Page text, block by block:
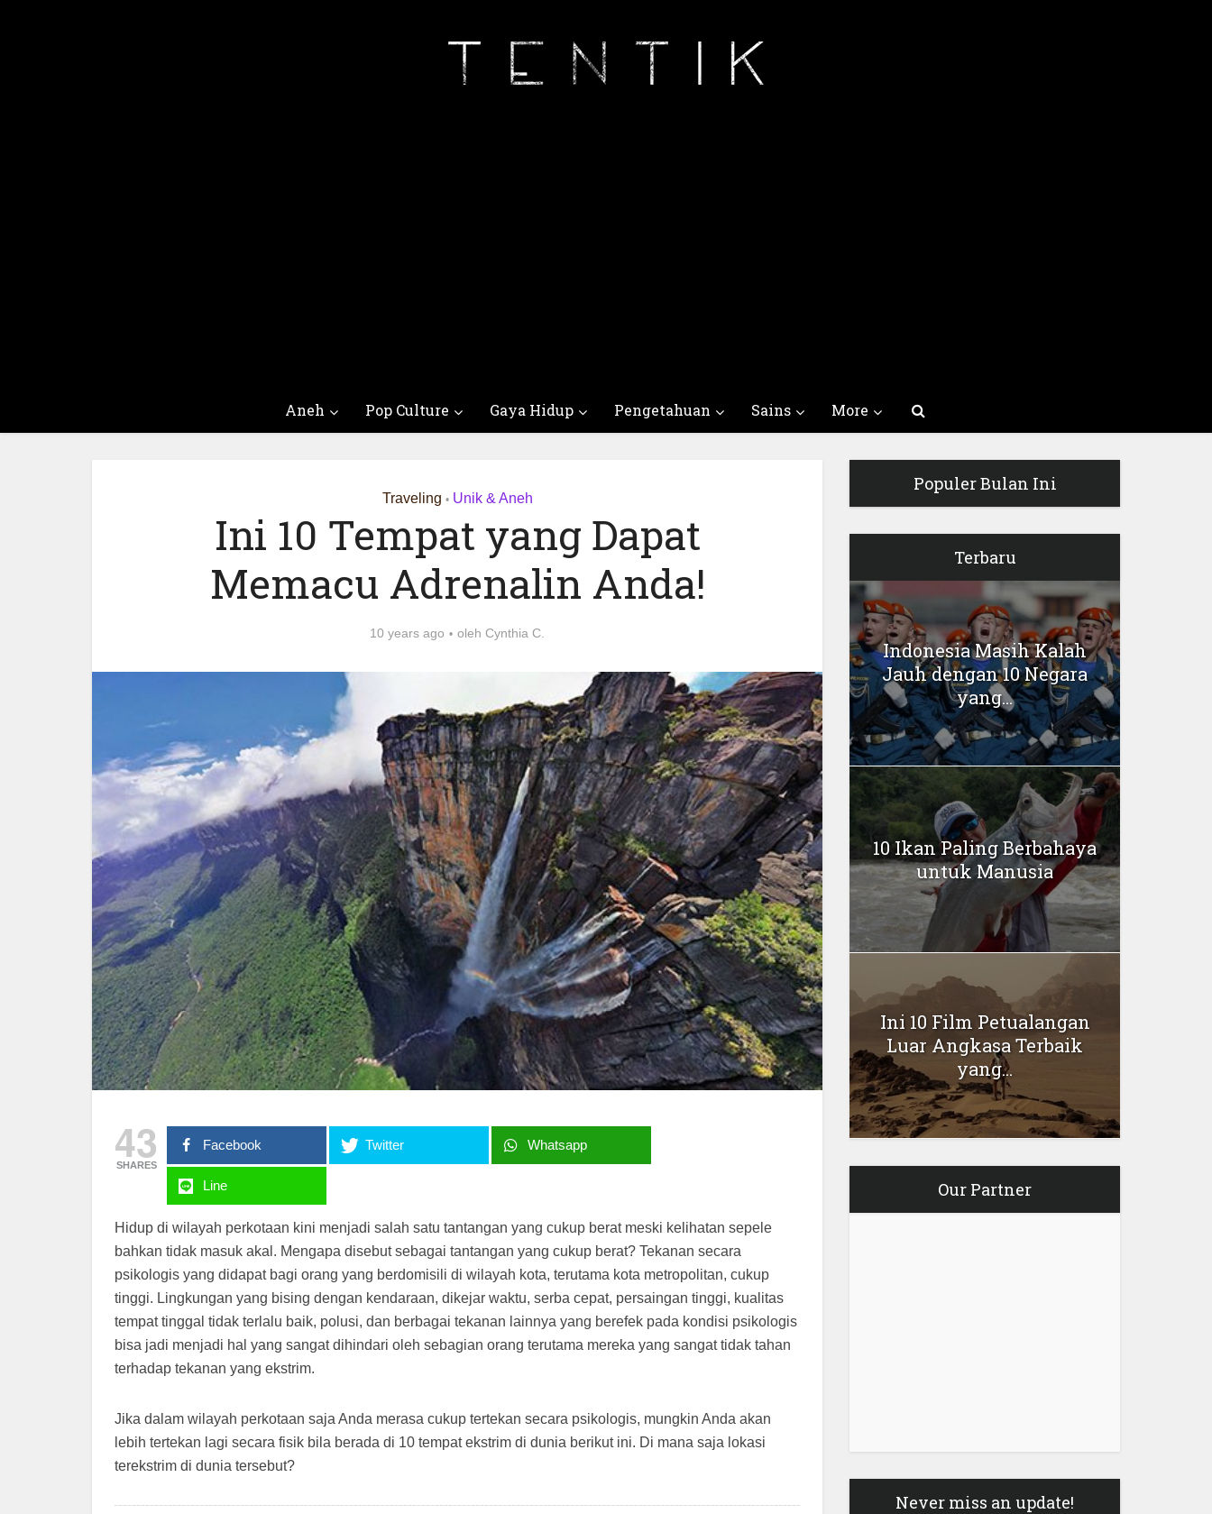
Aneh Pop Culture Gaya Hidup Pengetahuan Sains More
Traveling • Unik & Aneh
Ini 10 Tempat yang Dapat
Memacu Adrenalin Anda!
10 years ago oleh Cynthia C.
43
SHARES
Facebook Twitter Whatsapp
Line
Hidup di wilayah perkotaan kini menjadi salah satu tantangan yang cukup berat meski kelihatan sepele
bahkan tidak masuk akal. Mengapa disebut sebagai tantangan yang cukup berat? Tekanan secara
psikologis yang didapat bagi orang yang berdomisili di wilayah kota, terutama kota metropolitan, cukup
tinggi. Lingkungan yang bising dengan kendaraan, dikejar waktu, serba cepat, persaingan tinggi, kualitas
tempat tinggal tidak terlalu baik, polusi, dan berbagai tekanan lainnya yang berefek pada kondisi psikologis
bisa jadi menjadi hal yang sangat dihindari oleh sebagian orang terutama mereka yang sangat tidak tahan
terhadap tekanan yang ekstrim.
Jika dalam wilayah perkotaan saja Anda merasa cukup tertekan secara psikologis, mungkin Anda akan
lebih tertekan lagi secara fisik bila berada di 10 tempat ekstrim di dunia berikut ini. Di mana saja lokasi
terekstrim di dunia tersebut?
Populer Bulan Ini
Terbaru
Indonesia Masih Kalah
Jauh dengan 10 Negara
yang...
10 Ikan Paling Berbahaya
untuk Manusia
Ini 10 Film Petualangan
Luar Angkasa Terbaik
yang...
Our Partner
Never miss an update!